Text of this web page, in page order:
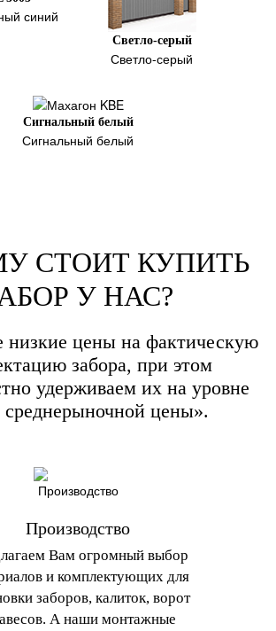
синий
Светло-серый
Светло-серый
Сигнальный белый
Сигнальный белый
СТОИТ КУПИТЬ
У НАС?
цены на фактическую
забора, при этом
удерживаем их на уровне
цены».
Производство
Вам огромный выбор
и комплектующих для
заборов, калиток, ворот
А наши монтажные